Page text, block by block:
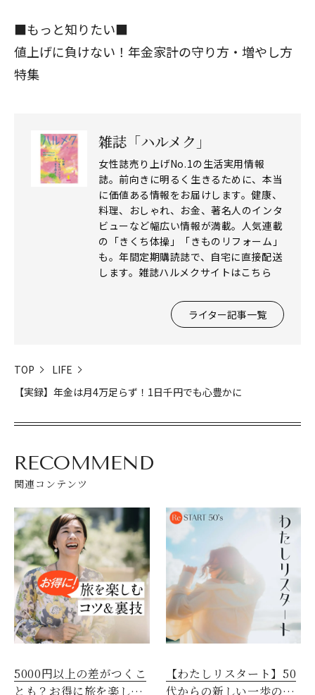
■もっと知りたい■
値上げに負けない！年金家計の守り方・増やし方
特集
雑誌「ハルメク」
女性誌売り上げNo.1の生活実用情報
誌。前向きに明るく生きるために、本当
に価値ある情報をお届けします。健康、
料理、おしゃれ、お金、著名人のインタ
ビューなど幅広い情報が満載。人気連載
の「きくち体操」「きものリフォーム」
も。年間定期購読誌で、自宅に直接配送
します。雑誌ハルメクサイトはこちら
ライター記事一覧
TOP
LIFE
【実録】年金は月4万足らず！1日千円でも心豊かに
RECOMMEND
関連コンテンツ
5000円以上の差がつくこ
とも？お得に旅を楽しむ
【わたしリスタート】50
代からの新しい一歩の踏